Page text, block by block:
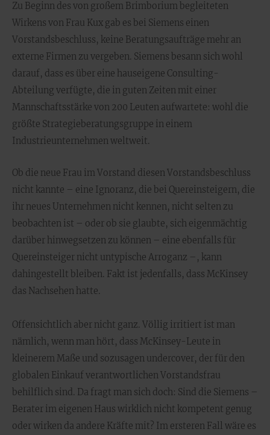
Zu Beginn des von großem Brimborium begleiteten
Wirkens von Frau Kux gab es bei Siemens einen
Vorstandsbeschluss, keine Beratungsaufträge mehr an
externe Firmen zu vergeben. Siemens besann sich wohl
darauf, dass es über eine hauseigene Consulting-
Abteilung verfügte, die in guten Zeiten mit einer
Mannschaftsstärke von 200 Leuten aufwartete: wohl die
größte Strategieberatungsgruppe in einem
Industrieunternehmen weltweit.
Ob die neue Frau im Vorstand diesen Vorstandsbeschluss
nicht kannte – eine Ignoranz, die bei Quereinsteigern, die
ihr neues Unternehmen nicht kennen, nicht selten zu
beobachten ist – oder ob sie glaubte, sich eigenmächtig
darüber hinwegsetzen zu können – eine ebenfalls für
Quereinsteiger nicht untypische Arroganz –, kann
dahingestellt bleiben. Fakt ist jedenfalls, dass McKinsey
das Nachsehen hatte.
Offensichtlich aber nicht ganz. Völlig irritiert ist man
nämlich, wenn man hört, dass McKinsey-Leute in
kleinerem Maße und sozusagen undercover, der für den
globalen Einkauf verantwortlichen Vorstandsfrau
behilflich sind. Da fragt man sich doch: Sind die Siemens –
Berater im eigenen Haus wirklich nicht kompetent genug
oder wirken da andere Kräfte mit? Im ersteren Fall wäre es